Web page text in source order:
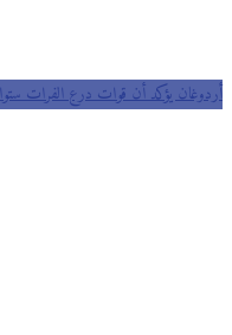
أردوغان يؤكد أن قوات درع الفرات